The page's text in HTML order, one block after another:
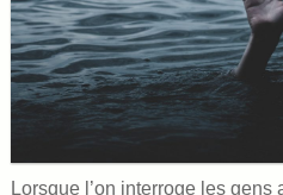
Lorsque l’on interroge les gens